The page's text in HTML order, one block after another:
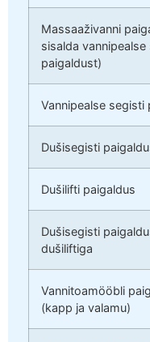
Massaaživanni
sisalda
paigaldust)
Vannipealse segisti
Dušisegisti
Dušilifti paigaldus
Dušisegisti
dušiliftiga
Vannitoamööbli
(kapp ja valamu)